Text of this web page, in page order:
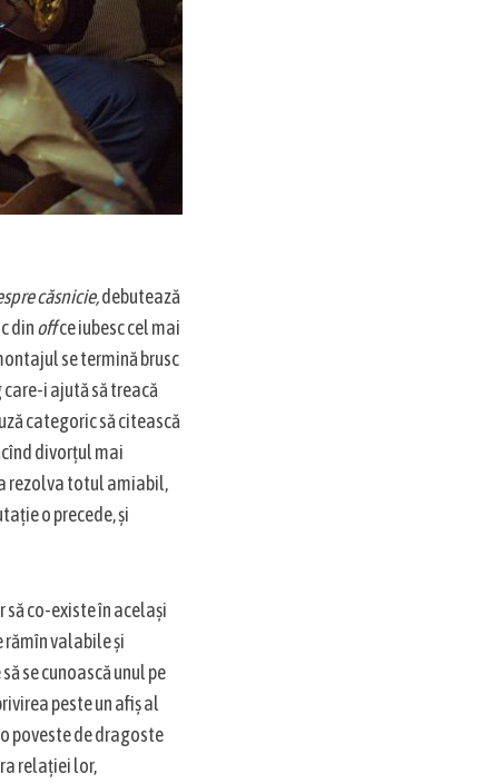
căsnicie,debutează
dinoffce iubesc cel mai
se termină brusc
care-i ajută să treacă
categoric să citească
divorțul mai
rezolva totul amiabil,
o precede, și
co-existe în același
rămîn valabile și
se cunoască unul pe
peste un afiș al
poveste de dragoste
relației lor,